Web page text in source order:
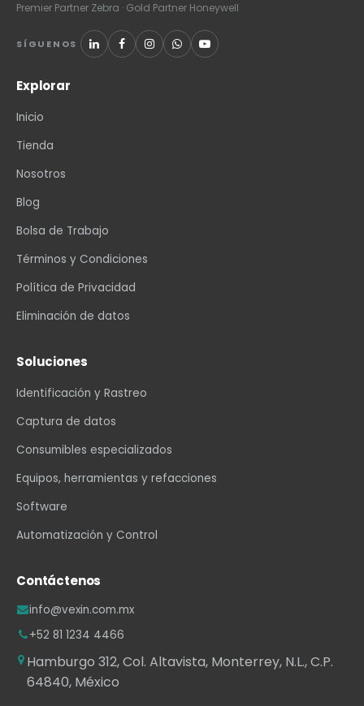
Premier Partner Zebra · Gold Partner Honeywell
SÍGUENOS
Explorar
Inicio
Tienda
Nosotros
Blog
Bolsa de Trabajo
Términos y Condiciones
Política de Privacidad
Eliminación de datos
Soluciones
Identificación y Rastreo
Captura de datos
Consumibles especializados
Equipos, herramientas y refacciones
Software
Automatización y Control
Contáctenos
info@vexin.com.mx
+52 81 1234 4466
Hamburgo 312, Col. Altavista, Monterrey, N.L., C.P.
64840, México